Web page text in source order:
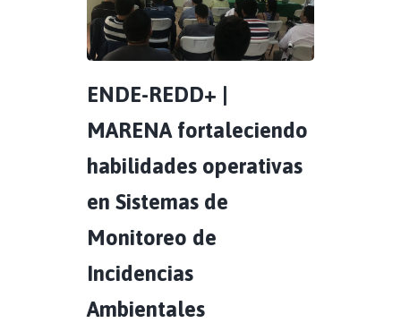
ENDE-REDD+ |
MARENA fortaleciendo
habilidades operativas
en Sistemas de
Monitoreo de
Incidencias
Ambientales